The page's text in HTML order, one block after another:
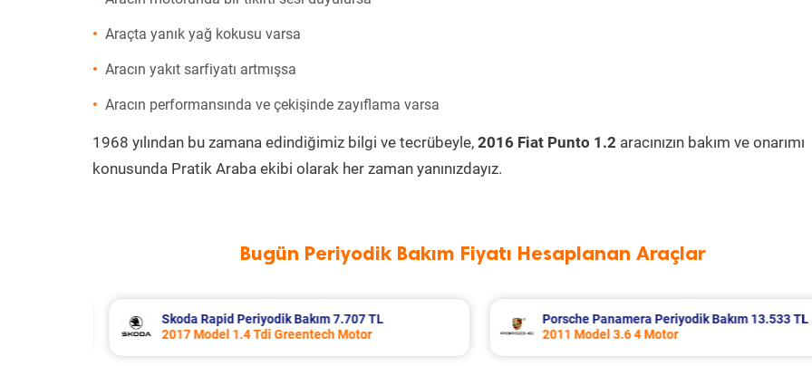
Araçta yanık yağ kokusu varsa
Aracın yakıt sarfiyatı artmışsa
Aracın performansında ve çekişinde zayıflama varsa
1968 yılından bu zamana edindiğimiz bilgi ve tecrübeyle, 2016 Fiat Punto 1.2 aracınızın bakım ve onarımı
konusunda Pratik Araba ekibi olarak her zaman yanınızdayız.
Bugün Periyodik Bakım Fiyatı Hesaplanan Araçlar
Porsche Panamera Periyodik Bakım 13.533 TL
2011 Model 3.6 4 Motor
Renault Fluence Periyodik Bakım 8.285
2016 Model 1.5 Dci Motor